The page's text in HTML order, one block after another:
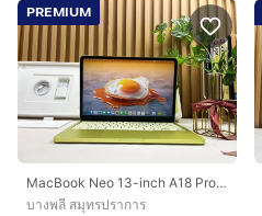
PREMIUM
MacBook Neo 13-inch A18 Pro 2026 Ram8GB SSD256GB Citrus Apple Care 21 March 2027
บางพลี สมุทรปราการ